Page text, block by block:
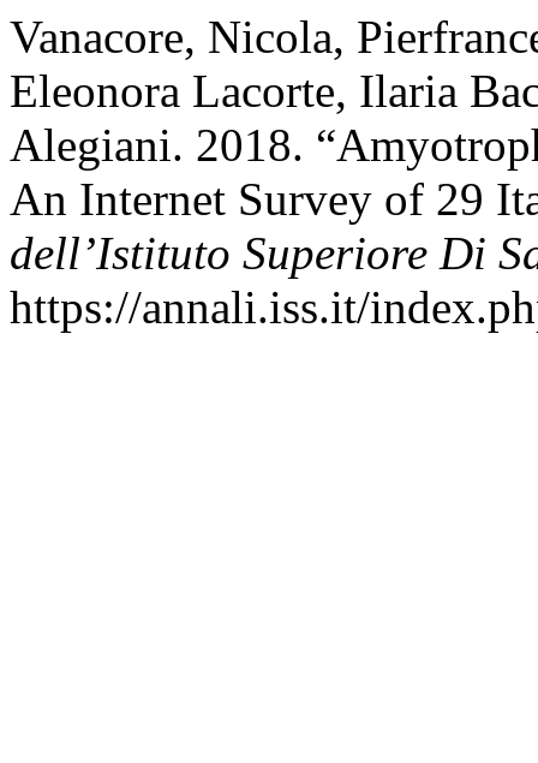
Vanacore, Nicola,
Eleonora Lacorte, Ilaria
Alegiani. 2018.
An Internet Survey of 29
dell’Istituto Superiore Di
https://annali.iss.it/